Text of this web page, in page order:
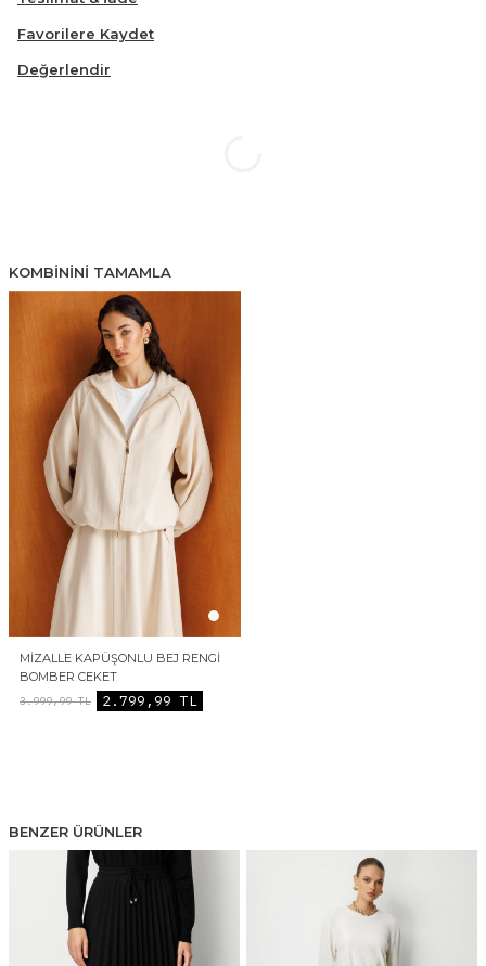
Favorilere Kaydet
Değerlendir
KOMBININI TAMAMLA
MIZALLE KAPÜŞONLU BEJ RENGI
BOMBER CEKET
3.999,99TL 2.799,99 TL
BENZER ÜRÜNLER